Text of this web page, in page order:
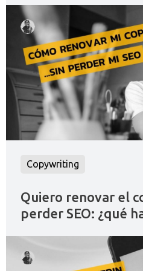
Copywriting
Quiero renovar el
perder SEO: ¿qué